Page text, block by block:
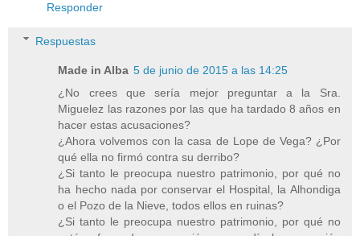
Responder
Respuestas
Made in Alba 5 de junio de 2015 a las 14:25
¿No crees que sería mejor preguntar a la Sra.
Miguelez las razones por las que ha tardado 8 años en
hacer estas acusaciones?
¿Ahora volvemos con la casa de Lope de Vega? ¿Por
qué ella no firmó contra su derribo?
¿Si tanto le preocupa nuestro patrimonio, por qué no
ha hecho nada por conservar el Hospital, la Alhondiga
o el Pozo de la Nieve, todos ellos en ruinas?
¿Si tanto le preocupa nuestro patrimonio, por qué no